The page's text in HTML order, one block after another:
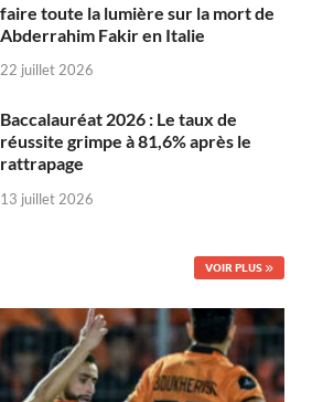
faire toute la lumière sur la mort de
Abderrahim Fakir en Italie
22 juillet 2026
Baccalauréat 2026 : Le taux de
réussite grimpe à 81,6% après le
rattrapage
13 juillet 2026
VOIR PLUS